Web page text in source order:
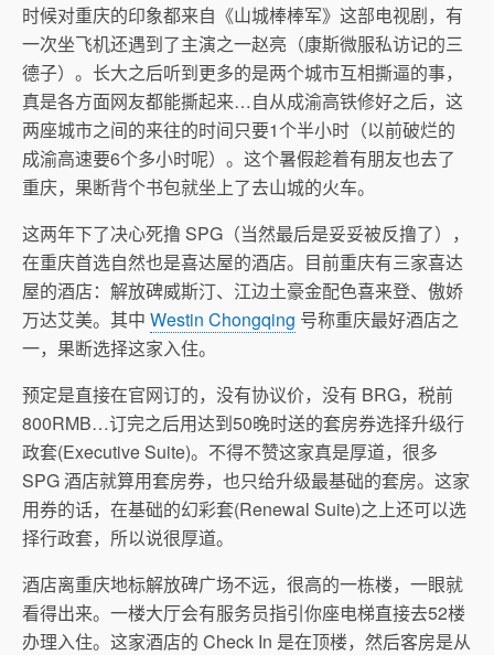
时候对重庆的印象都来自《山城棒棒军》这部电视剧，有
一次坐飞机还遇到了主演之一赵亮（康斯微服私访记的三
德子）。长大之后听到更多的是两个城市互相撕逼的事，
真是各方面网友都能撕起来…自从成渝高铁修好之后，这
两座城市之间的来往的时间只要1个半小时（以前破烂的
成渝高速要6个多小时呢）。这个暑假趁着有朋友也去了
重庆，果断背个书包就坐上了去山城的火车。
这两年下了决心死撸 SPG（当然最后是妥妥被反撸了），
在重庆首选自然也是喜达屋的酒店。目前重庆有三家喜达
屋的酒店：解放碑威斯汀、江边土豪金配色喜来登、傲娇
万达艾美。其中 Westin Chongqing 号称重庆最好酒店之
一，果断选择这家入住。
预定是直接在官网订的，没有协议价，没有 BRG，税前
800RMB…订完之后用达到50晚时送的套房券选择升级行
政套(Executive Suite)。不得不赞这家真是厚道，很多
SPG 酒店就算用套房券，也只给升级最基础的套房。这家
用券的话，在基础的幻彩套(Renewal Suite)之上还可以选
择行政套，所以说很厚道。
酒店离重庆地标解放碑广场不远，很高的一栋楼，一眼就
看得出来。一楼大厅会有服务员指引你座电梯直接去52楼
办理入住。这家酒店的 Check In 是在顶楼，然后客房是从